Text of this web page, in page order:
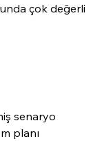
çok değerli
senaryo
planı